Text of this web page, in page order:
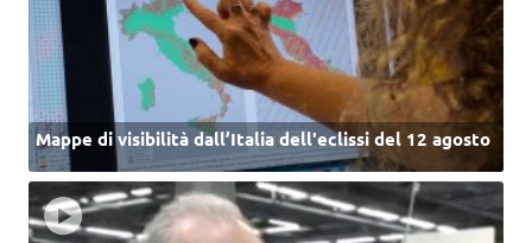
Mappe di visibilità dall’Italia dell'eclissi del 12 agosto